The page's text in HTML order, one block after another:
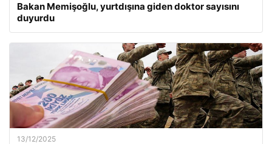
Bakan Memişoğlu, yurtdışına giden doktor sayısını
duyurdu
13/12/2025